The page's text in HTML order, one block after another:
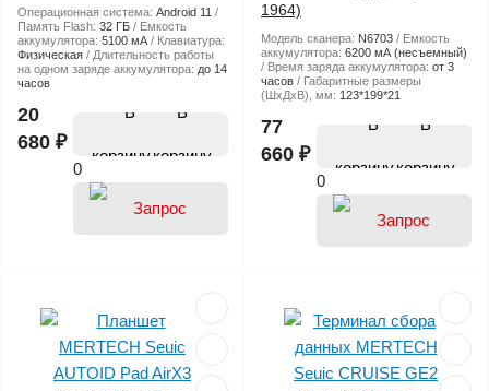
Операционная система: Android 11
Память Flash: 32 ГБ
Емкость
аккумулятора: 5100 мА
Клавиатура:
Физическая
Длительность работы
на одном заряде аккумулятора: до 14
часов
20
680 ₽
В
корзину
0
1964)
Модель сканера: N6703
Емкость
аккумулятора: 6200 мА (несъемный)
Время заряда аккумулятора: от 3
часов
Габаритные размеры
(ШхДхВ), мм: 123*199*21
77
660 ₽
В
корзину
0